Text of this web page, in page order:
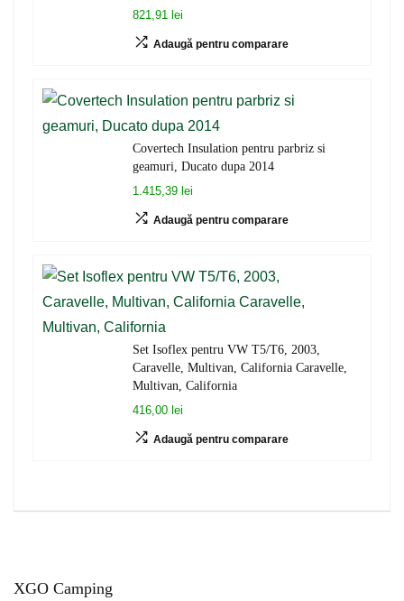
821,91 lei
Adaugă pentru comparare
Covertech Insulation pentru parbriz si
geamuri, Ducato dupa 2014
1.415,39 lei
Adaugă pentru comparare
Set Isoflex pentru VW T5/T6, 2003,
Caravelle, Multivan, California Caravelle,
Multivan, California
416,00 lei
Adaugă pentru comparare
XGO Camping